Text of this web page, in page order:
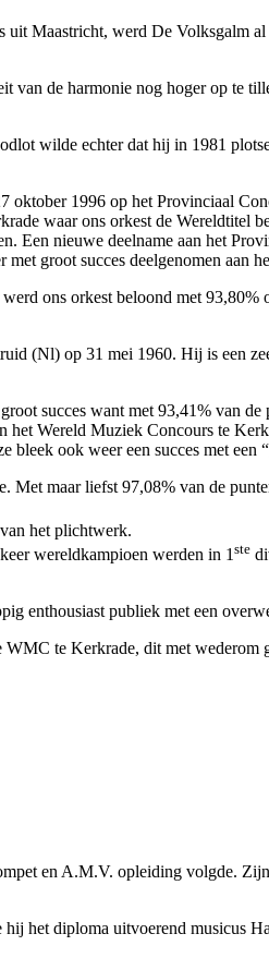
Maastricht, werd De Volksgalm
van de harmonie nog hoger op te
wilde echter dat hij in 1981
oktober 1996 op het Provinciaal
waar ons orkest de Wereldtitel
Een nieuwe deelname aan het
groot succes deelgenomen aan
ons orkest beloond met
(Nl) op 31 mei 1960. Hij is een
succes want met 93,41% van
Wereld Muziek Concours te
ook weer een succes met een
maar liefst 97,08% van de
het plichtwerk.
keer wereldkampioen werden in 1 ste
enthousiast publiek met een
te Kerkrade, dit met wederom
en A.M.V. opleiding volgde.
het diploma uitvoerend musicus